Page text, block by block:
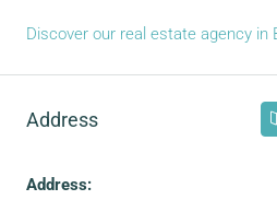
Discover our real estate agency in
Address
Address: